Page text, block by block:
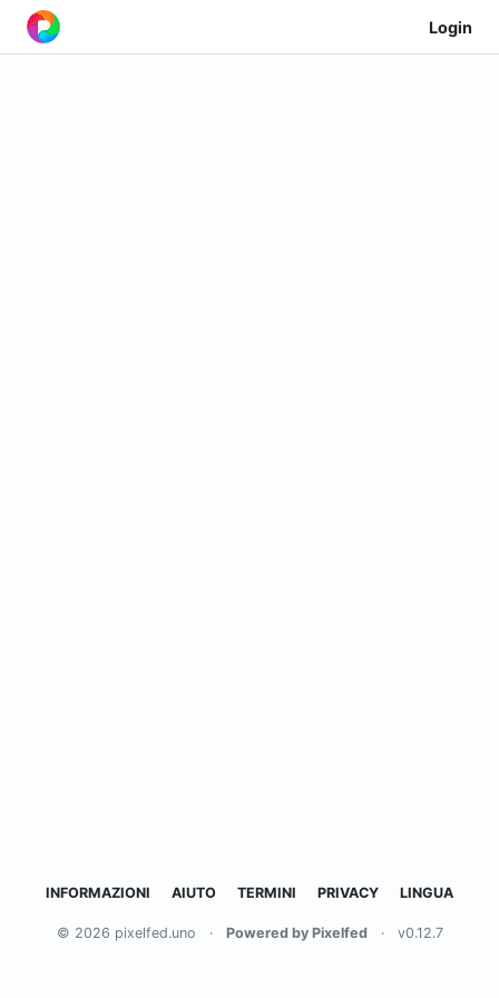
Login
INFORMAZIONI AIUTO TERMINI PRIVACY LINGUA
© 2026 pixelfed.uno · Powered by Pixelfed · v0.12.7